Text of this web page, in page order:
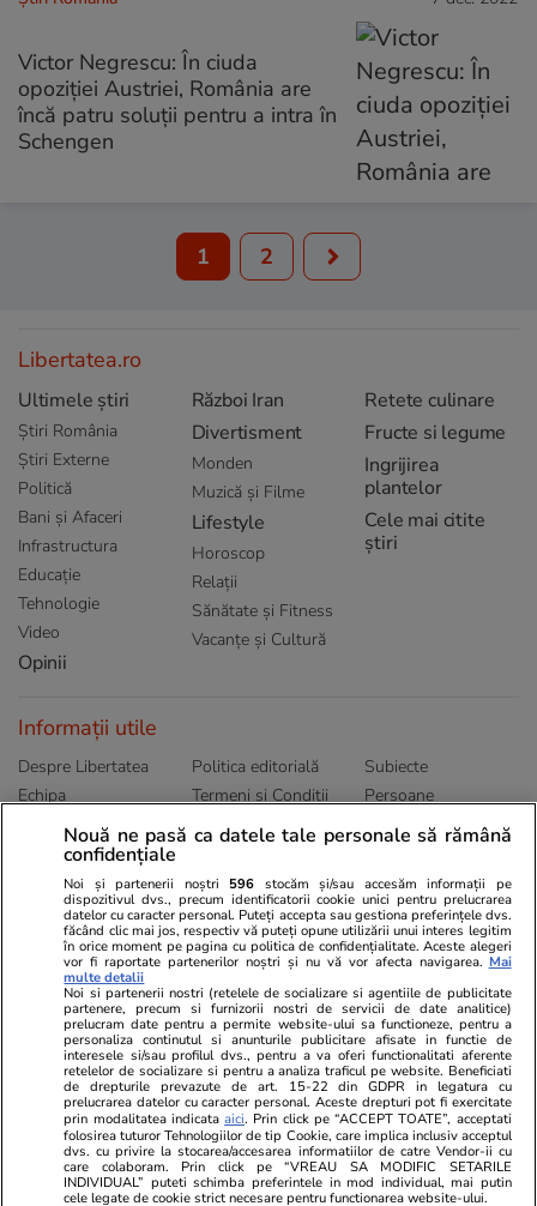
Victor Negrescu: În ciuda
opoziţiei Austriei, România are
încă patru soluţii pentru a intra în
Schengen
1 2
Libertatea.ro
Ultimele știri
Știri România
Știri Externe
Politică
Bani și Afaceri
Infrastructura
Educație
Tehnologie
Video
Opinii
Război Iran
Divertisment
Monden
Muzică și Filme
Lifestyle
Horoscop
Relații
Sănătate și Fitness
Vacanțe și Cultură
Retete culinare
Fructe si legume
Ingrijirea
plantelor
Cele mai citite
știri
Informații utile
Despre Libertatea
Echipa
Publicitate
Politica de
Politica editorială
Termeni și Conditii
Abonamente
Subiecte
Persoane
Sitemap
Ringier România
Libertatea pentru
Unica.ro
Program TV
Avantaje
ELLE
Gazeta Sporturilor
Stiri mondene
Calculator sarcina
Ajută Copiii
Locuri de muncă
Imobiliare.ro
Jobradar24
Imoradar24
Colecții Libertatea
Pariază responsabil! Decizia ONJN nr. 821/25.09.2025.
Jocurile de noroc sunt interzise minorilor.
Nouă ne pasă ca datele tale personale să rămână
confidențiale
Noi și partenerii noștri 596 stocăm și/sau accesăm informații pe
dispozitivul dvs., precum identificatorii cookie unici pentru prelucrarea
datelor cu caracter personal. Puteți accepta sau gestiona preferințele dvs.
făcând clic mai jos, respectiv vă puteți opune utilizării unui interes legitim
în orice moment pe pagina cu politica de confidențialitate. Aceste alegeri
vor fi raportate partenerilor noștri și nu vă vor afecta navigarea. Mai
multe detalii
Noi si partenerii nostri (retelele de socializare si agentiile de publicitate
partenere, precum si furnizorii nostri de servicii de date analitice)
prelucram date pentru a permite website-ului sa functioneze, pentru a
personaliza continutul si anunturile publicitare afisate in functie de
interesele si/sau profilul dvs., pentru a va oferi functionalitati aferente
retelelor de socializare si pentru a analiza traficul pe website. Beneficiati
de drepturile prevazute de art. 15-22 din GDPR in legatura cu
prelucrarea datelor cu caracter personal. Aceste drepturi pot fi exercitate
prin modalitatea indicataaici. Prin click pe “ACCEPT TOATE”, acceptati
folosirea tuturor Tehnologiilor de tip Cookie, care implica inclusiv acceptul
dvs. cu privire la stocarea/accesarea informatiilor de catre Vendor-ii cu
care colaboram. Prin click pe “VREAU SA MODIFIC SETARILE
INDIVIDUAL” puteti schimba preferintele in mod individual, mai putin
cele legate de cookie strict necesare pentru functionarea website-ului.